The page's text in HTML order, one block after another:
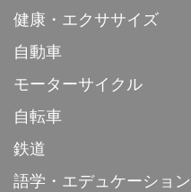
健康・エクササイズ
自動車
モーターサイクル
自転車
鉄道
語学・エデュケーション